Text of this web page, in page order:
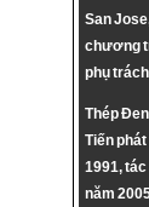
San
chương
phụ
Thép
Tiến
1991,
năm